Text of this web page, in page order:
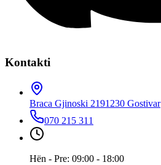
Kontakti
Braca Gjinoski 2191230 Gostivar
070 215 311
Hën - Pre: 09:00 - 18:00